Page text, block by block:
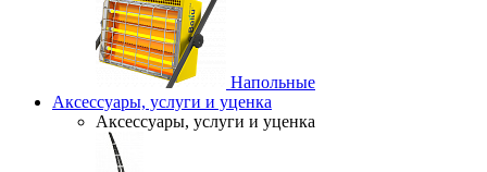
Напольные
Аксессуары, услуги и уценка
Аксессуары, услуги и уценка